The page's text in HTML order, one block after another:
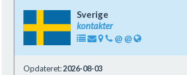
Sverige
kontakter
@ @
Opdateret:2026-08-03